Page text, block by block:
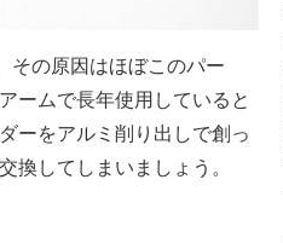
その原因はほぼこのパー
ームで長年使用していると
ーをアルミ削り出しで創っ
換してしまいましょう。